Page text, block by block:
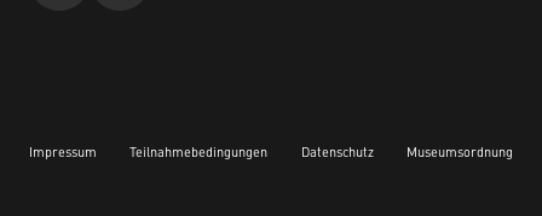
Impressum Teilnahmebedingungen Datenschutz Museumsordnung